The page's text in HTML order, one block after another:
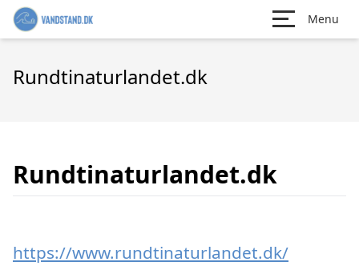
Menu
Rundtinaturlandet.dk
Rundtinaturlandet.dk
https://www.rundtinaturlandet.dk/